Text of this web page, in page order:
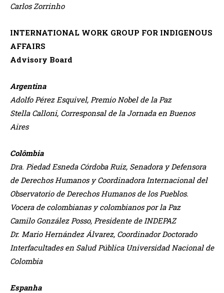
Carlos Zorrinho
INTERNATIONAL WORK GROUP FOR INDIGENOUS
AFFAIRS
Advisory Board
Argentina
Adolfo Pérez Esquivel, Premio Nobel de la Paz
Stella Calloni, Corresponsal de la Jornada en Buenos
Aires
Colômbia
Dra. Piedad Esneda Córdoba Ruiz, Senadora y Defensora
de Derechos Humanos y Coordinadora Internacional del
Observatorio de Derechos Humanos de los Pueblos.
Vocera de colombianas y colombianospor la Paz
Camilo González Posso, Presidente de INDEPAZ
Dr. Mario Hernández Álvarez, Coordinador Doctorado
Interfacultades en Salud Pública Universidad Nacional de
Colombia
Espanha